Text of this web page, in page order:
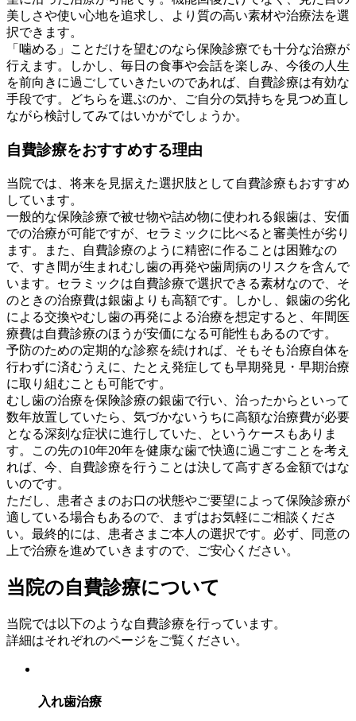
美しさや使い心地を追求し、より質の高い素材や治療法を選
択できます。
「噛める」ことだけを望むのなら保険診療でも十分な治療が
行えます。しかし、毎日の食事や会話を楽しみ、今後の人生
を前向きに過ごしていきたいのであれば、自費診療は有効な
手段です。どちらを選ぶのか、ご自分の気持ちを見つめ直し
ながら検討してみてはいかがでしょうか。
自費診療をおすすめする理由
当院では、将来を見据えた選択肢として自費診療もおすすめ
しています。
一般的な保険診療で被せ物や詰め物に使われる銀歯は、安価
での治療が可能ですが、セラミックに比べると審美性が劣り
ます。また、自費診療のように精密に作ることは困難なの
で、すき間が生まれむし歯の再発や歯周病のリスクを含んで
います。セラミックは自費診療で選択できる素材なので、そ
のときの治療費は銀歯よりも高額です。しかし、銀歯の劣化
による交換やむし歯の再発による治療を想定すると、年間医
療費は自費診療のほうが安価になる可能性もあるのです。
予防のための定期的な診察を続ければ、そもそも治療自体を
行わずに済むうえに、たとえ発症しても早期発見・早期治療
に取り組むことも可能です。
むし歯の治療を保険診療の銀歯で行い、治ったからといって
数年放置していたら、気づかないうちに高額な治療費が必要
となる深刻な症状に進行していた、というケースもありま
す。この先の10年20年を健康な歯で快適に過ごすことを考え
れば、今、自費診療を行うことは決して高すぎる金額ではな
いのです。
ただし、患者さまのお口の状態やご要望によって保険診療が
適している場合もあるので、まずはお気軽にご相談くださ
い。最終的には、患者さまご本人の選択です。必ず、同意の
上で治療を進めていきますので、ご安心ください。
当院の自費診療について
当院では以下のような自費診療を行っています。
詳細はそれぞれのページをご覧ください。
入れ歯治療